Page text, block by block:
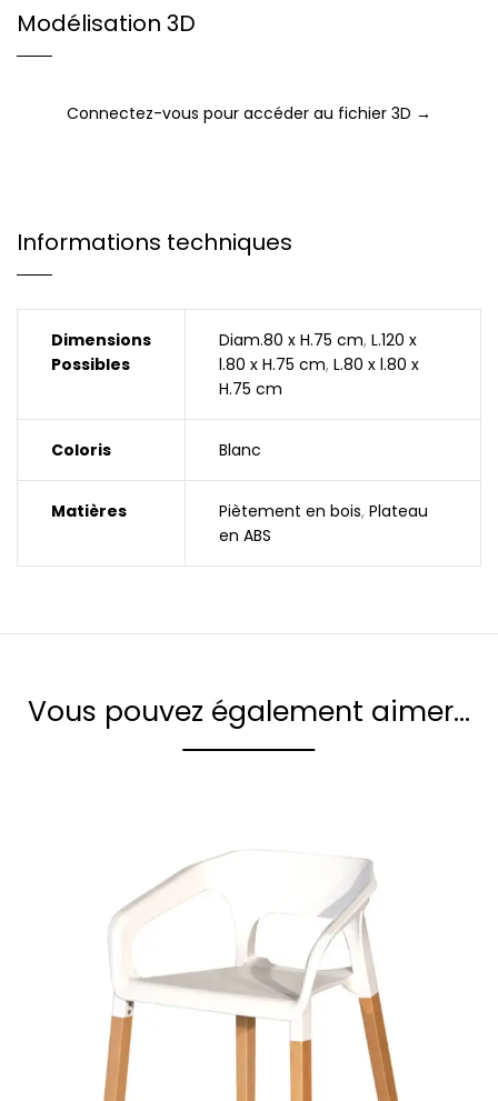
Modélisation 3D
Connectez-vous pour accéder au fichier 3D →
Informations techniques
Dimensions
Possibles
Diam.80 x H.75 cm, L.120 x
l.80 x H.75 cm, L.80 x l.80 x
H.75 cm
Coloris Blanc
Matières Piètement en bois, Plateau
en ABS
Vous pouvez également aimer…